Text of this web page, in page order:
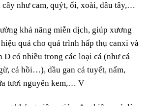
như cam, quýt, ổi, xoài, dâu tây,…
khả năng miễn dịch, giúp xương
quả cho quá trình hấp thụ canxi và
D có nhiều trong các loại cá (như cá
cá hồi…), dầu gan cá tuyết, nấm,
tươi nguyên kem,… V